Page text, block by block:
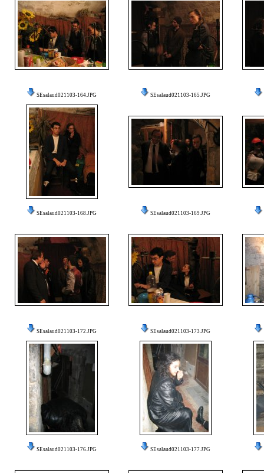
SEsalaud021103-164.JPG SEsalaud021103-165.JPG
SEsalaud021103-168.JPG SEsalaud021103-169.JPG
SEsalaud021103-172.JPG SEsalaud021103-173.JPG
SEsalaud021103-176.JPG SEsalaud021103-177.JPG